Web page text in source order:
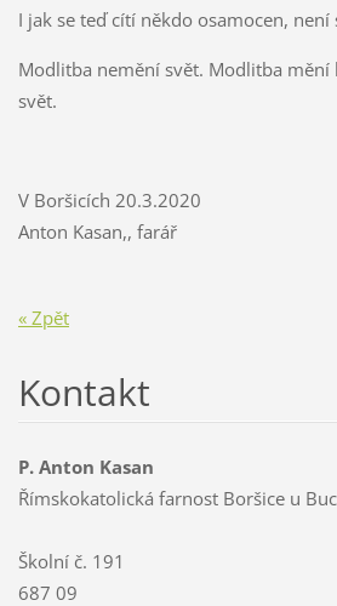
I jak se teď cítí někdo osamocen, není
Modlitba nemění svět. Modlitba
svět.
V Boršicích
Anton Kasan,, farář
« Zpět
Kontakt
P. Anton Kasan
Římskokatolická farnost Boršice u
Školní č. 191
687 09